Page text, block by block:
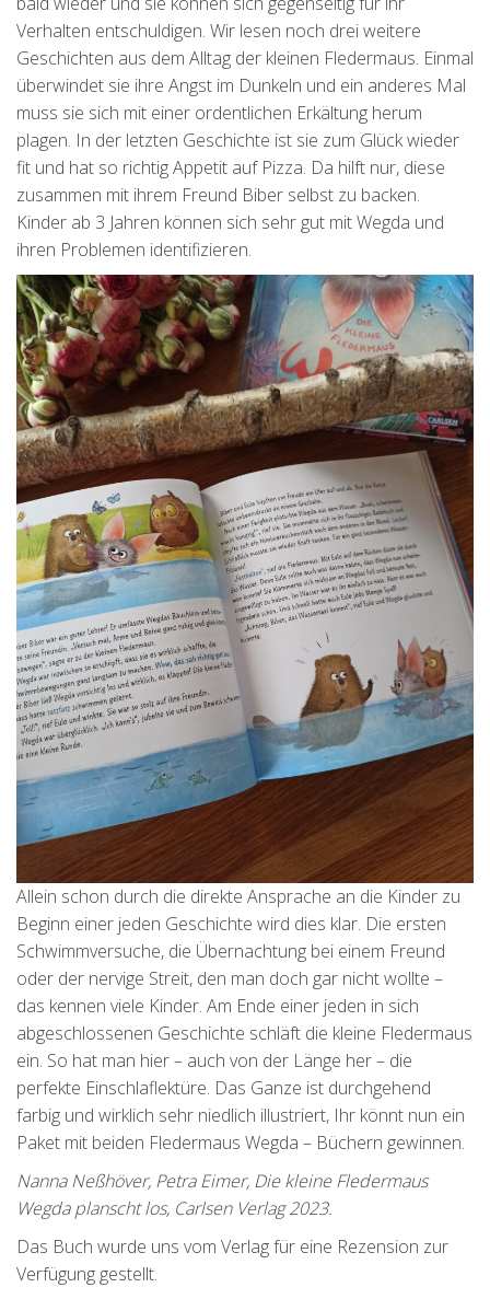
Verhalten entschuldigen. Wir lesen noch drei weitere
Geschichten aus dem Alltag der kleinen Fledermaus. Einmal
überwindet sie ihre Angst im Dunkeln und ein anderes Mal
muss sie sich mit einer ordentlichen Erkältung herum
plagen. In der letzten Geschichte ist sie zum Glück wieder
fit und hat so richtig Appetit auf Pizza. Da hilft nur, diese
zusammen mit ihrem Freund Biber selbst zu backen.
Kinder ab 3 Jahren können sich sehr gut mit Wegda und
ihren Problemen identifizieren.
Allein schon durch die direkte Ansprache an die Kinder zu
Beginn einer jeden Geschichte wird dies klar. Die ersten
Schwimmversuche, die Übernachtung bei einem Freund
oder der nervige Streit, den man doch gar nicht wollte –
das kennen viele Kinder. Am Ende einer jeden in sich
abgeschlossenen Geschichte schläft die kleine Fledermaus
ein. So hat man hier – auch von der Länge her – die
perfekte Einschlaflektüre. Das Ganze ist durchgehend
farbig und wirklich sehr niedlich illustriert, Ihr könnt nun ein
Paket mit beiden Fledermaus Wegda – Büchern gewinnen.
Nanna Neßhöver, Petra Eimer, Die kleine Fledermaus
Wegda planscht los, Carlsen Verlag 2023.
Das Buch wurde uns vom Verlag für eine Rezension zur
Verfügung gestellt.